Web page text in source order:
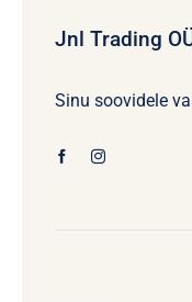
Jnl Trading
Sinu soovidele